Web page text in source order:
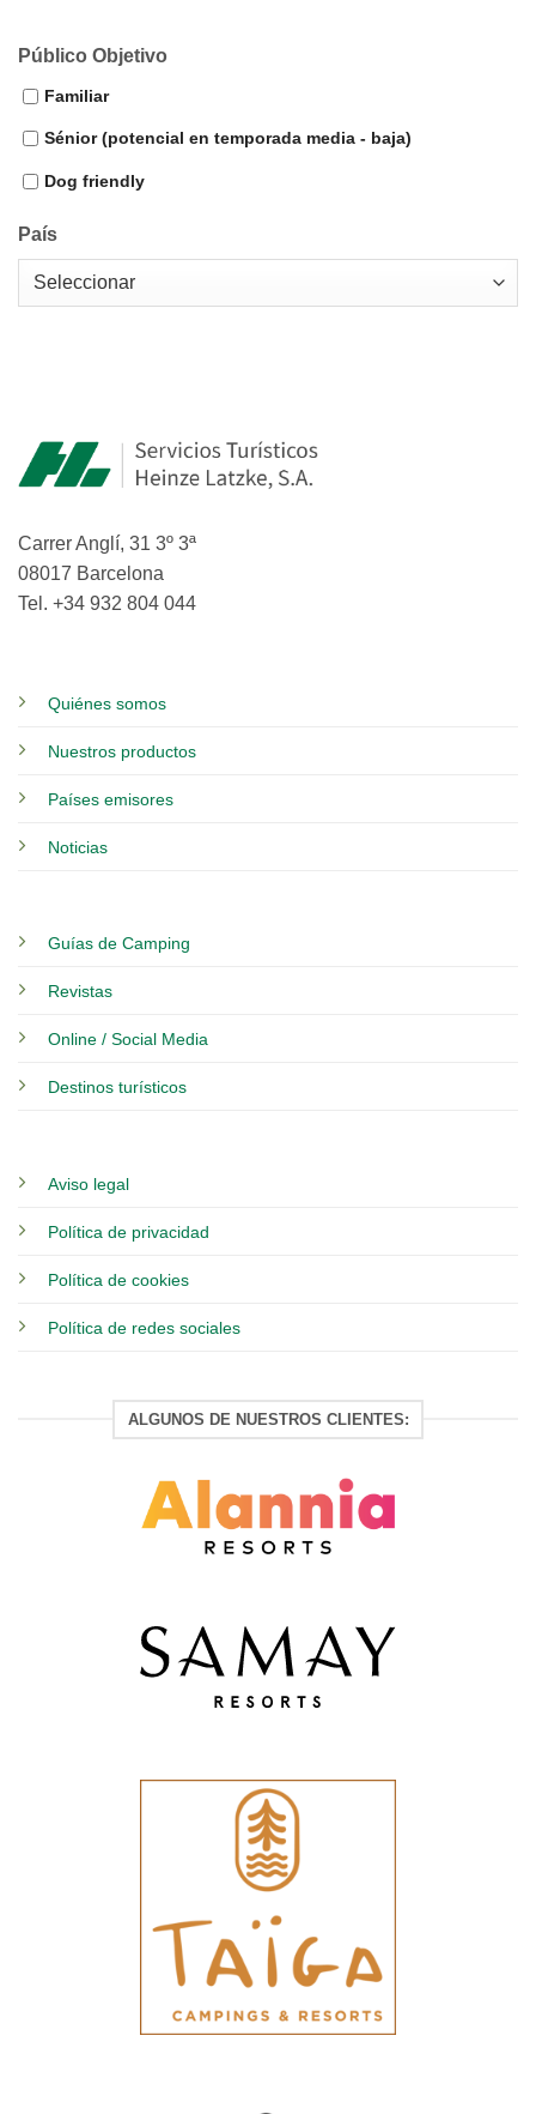
Público Objetivo
Familiar
Sénior (potencial en temporada media - baja)
Dog friendly
País
Carrer Anglí, 31 3º 3ª
08017 Barcelona
Tel. +34 932 804 044
Quiénes somos
Nuestros productos
Países emisores
Noticias
Guías de Camping
Revistas
Online / Social Media
Destinos turísticos
Aviso legal
Política de privacidad
Política de cookies
Política de redes sociales
ALGUNOS DE NUESTROS CLIENTES: